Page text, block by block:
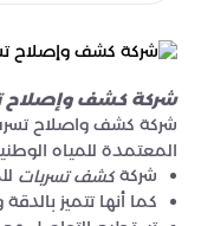
شركة كشف وإصلاح
شركة كشف واصلاح
المعتمدة للمياه الوطنية خصم 25% وضمان
شركة كشف تسربات
كما أنها تتميز